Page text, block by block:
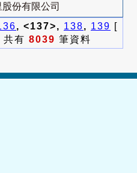
份有限公司
, <137>, 138, 139 [
共有 8039 筆資料